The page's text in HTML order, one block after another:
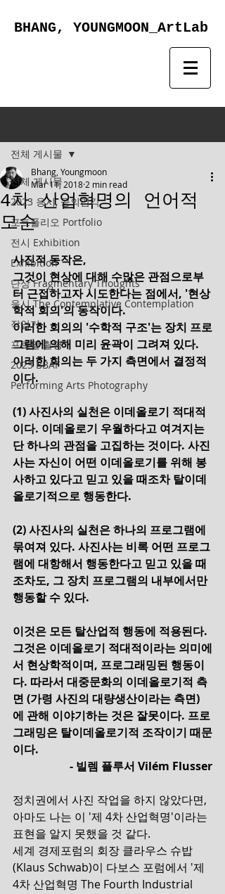
BHANG, YOUNGMOON_ArtLab
전체 게시물
2023 응시, 공의감각
포트폴리오 Portfolio
전시 Exhibition
Exhibition
단상 Fragmentary Thoughts
응시 The Contemplative Contemplation
작업기
프로필 촬영
2023 BBAF
Performing Arts Photography
전체 게시물
4차 산업혁명의 언어적
모순
Bhang, Youngmoon
Mar 11, 2018 2 min read
사진적 동작은,
그것이 현상에 대해 수많은 관점으로부
터 근접하고자 시도한다는 점에서, '현상
학적 회의'의 동작이다.
이러한 회의의 '수학적 구조'는 장치 프로
그램에 의해 미리 윤곽이 그려져 있다.
이러한 회의는 두 가지 측면에서 결정적
이다.
(1) 사진사의 실천은 이데올로기 적대적
이다. 이데올로기 우월하다고 여겨지는
단 하나의 관점을 고집하는 것이다. 사진
사는 자신이 어떤 이데올로기를 위해 봉
사하고 있다고 믿고 있을 때조차 탈이데
올로기적으로 행동한다.
(2) 사진사의 실천은 하나의 프로그램에
묶여져 있다. 사진사는 비록 어떤 프로그
램에 대항해서 행동한다고 믿고 있을 때
조차도, 그 장치 프로그램의 내부에서만
행동할 수 있다.
이것은 모든 탈산업적 행동에 적용된다.
그것은 이데올로기 적대적이라는 의미에
서 현상학적이며, 프로그래밍된 행동이
다. 따라서 대중문화의 이데올로기적 측
면 (가령 사진의 대량생산이라는 측면)
에 관해 이야기하는 것은 잘못이다. 프로
그래밍은 탈이데올로기적 조작이기 때문
이다.
- 빌렘 플루서 Vilém Flusser
정치권에서 사진 작업을 하지 않았다면,
아마도 나는 이 '제 4차 산업혁명'이라는
표현을 알지 못했을 것 같다.
세계 경제포럼의 회장 클라우스 슈밥
(Klaus Schwab)이 다보스 포럼에서 '제
4차 산업혁명 The Fourth Industrial